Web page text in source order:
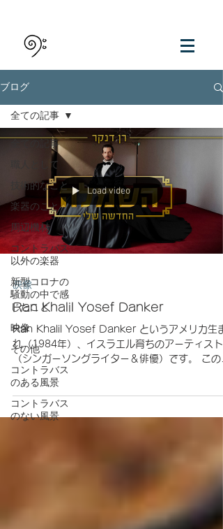
ブログ
全ての記事
職人として
技術的なこと
楽器のこと
周辺機材
コントラバス
以外の楽器
新型コロナの
騒動の中で感
じたこと
映像
その他
コントラバス
のある風景
コントラバス
のない風景
全ての記事
Load video
映像
Ran Khalil Yosef Danker
Ran Khalil Yosef Danker というアメリカ生ま
れ（1984年）、イスラエル育ちのアーティスト
（シンガーソングライター＆俳優）です。 この
曲、ベースが非常に格好良い。 でも、映像は非
に不思議な世界観。 この曲の解説を読んでみる
と、Ran...